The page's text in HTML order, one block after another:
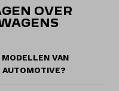
OVER
VAN
AUTOMOTIVE?